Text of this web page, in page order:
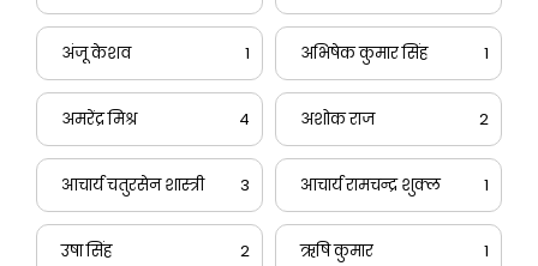
अंजू केशव 1 अभिषेक कुमार सिंह 1
अमरेंद्र मिश्र 4 अशोक राज 2
आचार्य चतुरसेन शास्त्री 3 आचार्य रामचन्द्र शुक्ल 1
उषा सिंह 2 ऋषि कुमार 1